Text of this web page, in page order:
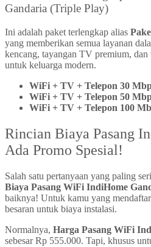
Gandaria (Triple Play)
Ini adalah paket terlengkap alias
yang memberikan semua layanan
kencang, tayangan TV premium,
untuk keluarga modern.
WiFi + TV + Telepon 30
WiFi + TV + Telepon 50
WiFi + TV + Telepon 100
Rincian Biaya Pasang
Ada Promo Spesial!
Salah satu pertanyaan yang paling
Biaya Pasang WiFi IndiHome
baiknya! Untuk kamu yang
besaran untuk biaya instalasi.
Normalnya, Harga Pasang WiFi
sebesar Rp 555.000. Tapi, khusus